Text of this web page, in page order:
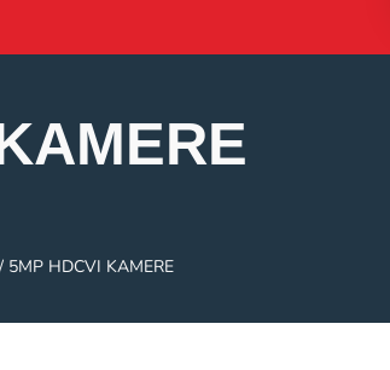
/ 5MP HDCVI KAMERE